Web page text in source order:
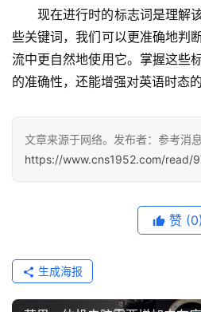
面
现在进行时的标志词是理解
些关键词，我们可以更准确地判
流中更自然地使用它。掌握这些
的准确性，还能增强对英语时态
文章来源于网络。发布者：参考消
https://www.cns1952.com/read/
赞 (0)
生成海报